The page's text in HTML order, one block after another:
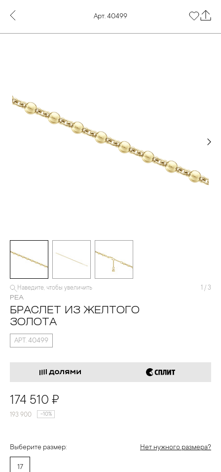
Арт. 40499
Наведите, чтобы увеличить 1 / 3
PEA
БРАСЛЕТ ИЗ ЖЕЛТОГО
ЗОЛОТА
АРТ. 40499
174 510 ₽
193 900 -10%
Выберите размер: Нет нужного размера?
17